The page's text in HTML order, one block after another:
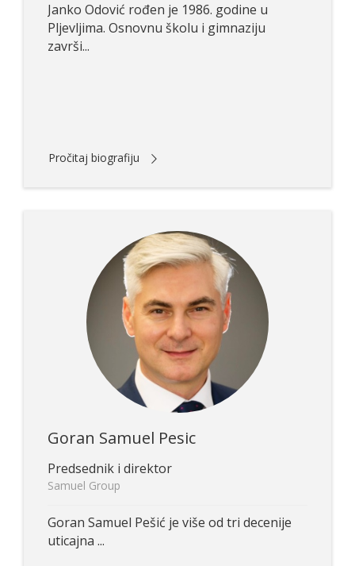
Janko Odović rođen je 1986. godine u
Pljevljima. Osnovnu školu i gimnaziju
završi...
Pročitaj biografiju
Goran Samuel Pesic
Predsednik i direktor
Samuel Group
Goran Samuel Pešić je više od tri decenije
uticajna ...